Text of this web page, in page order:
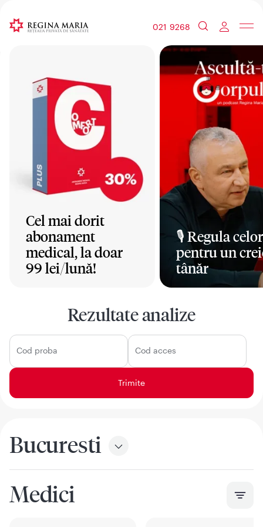
021 9268
Cel mai dorit
abonament
medical, la doar
99 lei/lună!
🎙️ Regula
pentru un
tânăr
Rezultate analize
Cod proba Cod acces
Bucuresti
Medici